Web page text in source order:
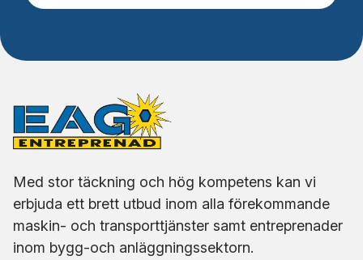
Med stor täckning och hög kompetens kan vi
erbjuda ett brett utbud inom alla förekommande
maskin- och transporttjänster samt entreprenader
inom bygg-och anläggningssektorn.